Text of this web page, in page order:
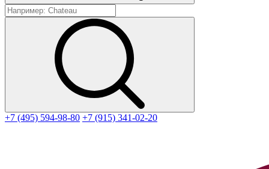
+7 (495) 594-98-80 +7 (915) 341-02-20